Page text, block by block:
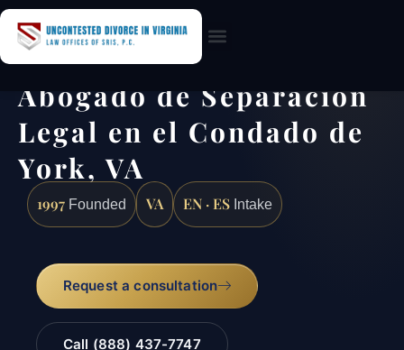
Abogado de Separación
Legal en el Condado de
York, VA
1997 Founded VA EN · ES Intake
Request a consultation
Call (888) 437-7747